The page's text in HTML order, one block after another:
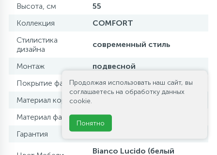
Высота, см
55
Коллекция
COMFORT
Стилистика
дизайна
современный стиль
Монтаж
подвесной
Покрытие фасада
текстурированное
Материал корпуса
Материал фасада
влагостойкая МДФ
Гарантия
1 год
Bianco Lucido (белый
Продолжая использовать наш сайт, вы
соглашаетесь на обработку данных
cookie.
Понятно